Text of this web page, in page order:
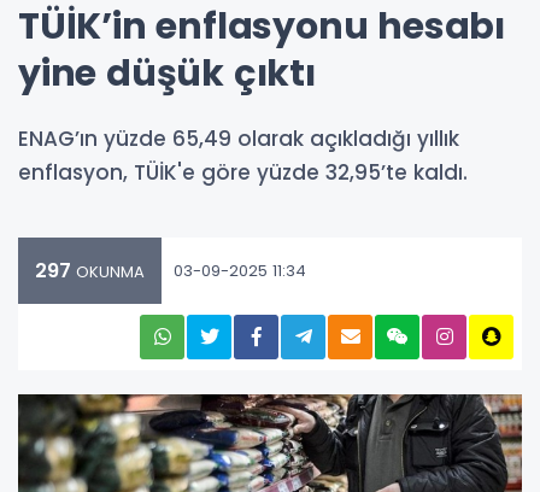
TÜİK’in enflasyonu hesabı
yine düşük çıktı
ENAG’ın yüzde 65,49 olarak açıkladığı yıllık
enflasyon, TÜİK'e göre yüzde 32,95’te kaldı.
297 OKUNMA 03-09-2025 11:34